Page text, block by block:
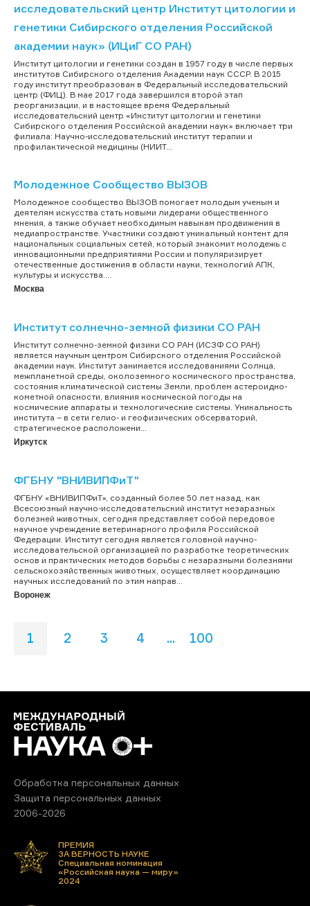
исследовательский центр Институт цитологии и
генетики Сибирского отделения Российской
академии наук» (ИЦиГ СО РАН)
Институт цитологии и генетики создан в 1957 году в числе первых
институтов Сибирского отделения Академии наук СССР. В 2015
году институт преобразован в Федеральный исследовательский
центр (ФИЦ). В мае 2017 года завершился второй этап
реорганизации, и в настоящее время Федеральный
исследовательский центр «Институт цитологии и генетики
Сибирского отделения Российской академии наук» включает три
филиала: Научно-исследовательский институт терапии и
профилактической медицины (НИИТ...
Молодежное Сообщество ВЫЗОВ
Молодежное сообщество ВЫЗОВ помогает молодым ученым и
деятелям искусства стать новыми лидерами общественного
мнения, а также обучает необходимым навыкам продвижения в
медиапространстве. Участники создают уникальный контент для
национальных социальных сетей, который знакомит молодежь с
инновационными предприятиями России и популяризирует
отечественные достижения в области науки, технологий АПК,
культуры и искусства....
Москва
Институт солнечно-земной физики СО РАН
Институт солнечно-земной физики СО РАН (ИСЗФ СО РАН)
является научным центром Сибирского отделения Российской
академии наук. Институт занимается исследованиями Солнца,
межпланетной среды, околоземного космического пространства,
состояния климатической системы Земли, проблем астероидно-
кометной опасности, влияния космической погоды на
космические аппараты и технологические системы. Уникальность
института – в сети гелио- и геофизических обсерваторий,
стратегическое расположени...
Иркутск
ФГБНУ "ВНИВИПФиТ"
ФГБНУ «ВНИВИПФиТ», созданный более 50 лет назад, как
Всесоюзный научно-исследовательский институт незаразных
болезней животных, сегодня представляет собой передовое
научное учреждение ветеринарного профиля Российской
Федерации. Институт сегодня является головной научно-
исследовательской организацией по разработке теоретических
основ и практических методов борьбы с незаразными болезнями
сельскохозяйственных животных, осуществляет координацию
научных исследований по этим направ...
Воронеж
1 2 3 4 ... 100
Обработка персональных данных
Защита персональных данных
2006-2026
ПРЕМИЯ
ЗА ВЕРНОСТЬ НАУКЕ
Специальная номинация
«Российская наука — миру»
2024